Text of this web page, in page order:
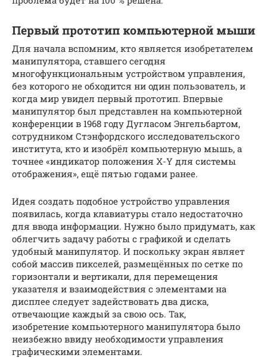
Первый прототип компьютерной мыши
Для начала вспомним, кто является изобретателем
манипулятора, ставшего сегодня
многофункциональным устройством управления,
без которого не обходится ни один пользователь, и
когда мир увидел первый прототип. Впервые
манипулятор был представлен на компьютерной
конференции в 1968 году Дугласом Энгельбартом,
сотрудником Стэнфордского исследовательского
института, кто и изобрёл компьютерную мышь, а
точнее «индикатор положения X-Y для системы
отображения», ещё пятью годами ранее.
Идея создать подобное устройство управления
появилась, когда клавиатуры стало недостаточно
для ввода информации. Нужно было придумать, как
облегчить задачу работы с графикой и сделать
удобный манипулятор. И поскольку экран являет
собой массив пикселей, размещённых по сетке по
горизонтали и вертикали, для перемещения
указателя и взаимодействия с элементами на
дисплее следует задействовать два диска,
отвечающие каждый за свою ось. Так,
изобретение компьютерного манипулятора было
неизбежно ввиду необходимости управления
графическими элементами.